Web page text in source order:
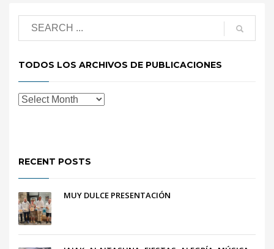
TODOS LOS ARCHIVOS DE PUBLICACIONES
RECENT POSTS
MUY DULCE PRESENTACIÓN